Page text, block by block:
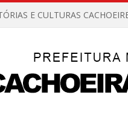
E CULTURAS